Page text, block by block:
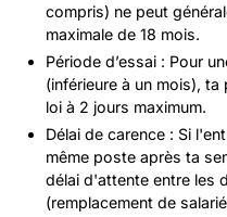
compris) ne peut
maximale de 18 mois.
Période d’essai : Pour
(inférieure à un mois),
loi à 2 jours maximum.
Délai de carence : Si
même poste après ta
délai d'attente entre les
(remplacement de